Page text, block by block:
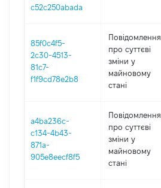
c52c250abada
85f0c4f5-
2c30-4513-
81c7-
f1f9cd78e2b8
Повідомлення
про суттєві
зміни y
майновому
стані
a4ba236c-
c134-4b43-
871a-
905e8eecf8f5
Повідомлення
про суттєві
зміни y
майновому
стані